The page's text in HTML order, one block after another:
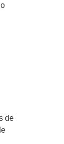
de